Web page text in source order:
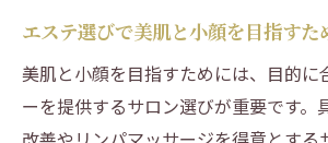
エステ選びで美肌と小顔を目指すた
美肌と小顔を目指すためには、目的に
ーを提供するサロン選びが重要です。